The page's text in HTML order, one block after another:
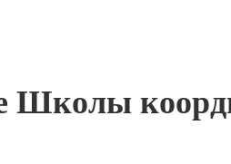
Школы